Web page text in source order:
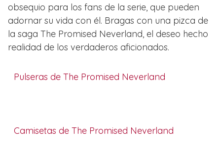
obsequio para los fans de la serie, que pueden
adornar su vida con él. Bragas con una pizca de
la saga The Promised Neverland, el deseo hecho
realidad de los verdaderos aficionados.
Pulseras de The Promised Neverland
Camisetas de The Promised Neverland